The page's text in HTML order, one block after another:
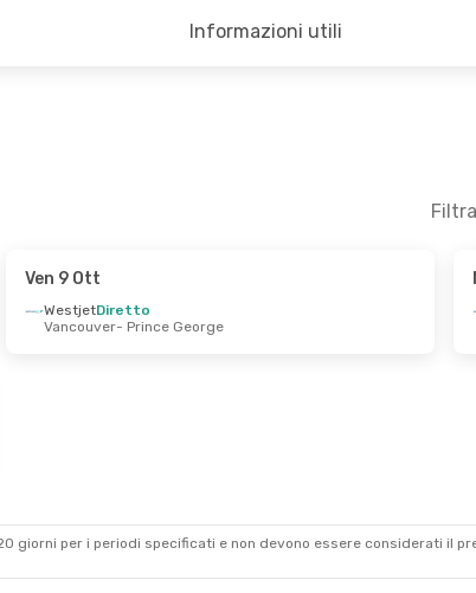
Informazioni utili
George
2
Ven 9 Ott
WestjetDiretto
Vancouver- Prince George
giorni per i periodi specificati e non devono essere considerati il